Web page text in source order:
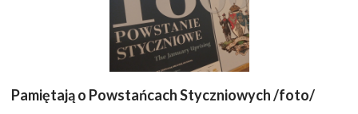
Pamiętają o Powstańcach Styczniowych /foto/